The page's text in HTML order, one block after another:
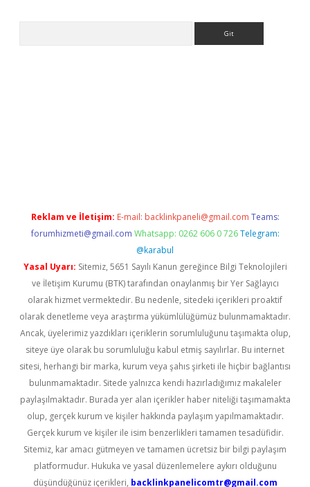
Reklam ve İletişim: E-mail: backlinkpaneli@gmail.com Teams:
forumhizmeti@gmail.com Whatsapp: 0262 606 0 726 Telegram:
@karabul
Yasal Uyarı: Sitemiz, 5651 Sayılı Kanun gereğince Bilgi Teknolojileri
ve İletişim Kurumu (BTK) tarafından onaylanmış bir Yer Sağlayıcı
olarak hizmet vermektedir. Bu nedenle, sitedeki içerikleri proaktif
olarak denetleme veya araştırma yükümlülüğümüz bulunmamaktadır.
Ancak, üyelerimiz yazdıkları içeriklerin sorumluluğunu taşımakta olup,
siteye üye olarak bu sorumluluğu kabul etmiş sayılırlar. Bu internet
sitesi, herhangi bir marka, kurum veya şahıs şirketi ile hiçbir bağlantısı
bulunmamaktadır. Sitede yalnızca kendi hazırladığımız makaleler
paylaşılmaktadır. Burada yer alan içerikler haber niteliği taşımamakta
olup, gerçek kurum ve kişiler hakkında paylaşım yapılmamaktadır.
Gerçek kurum ve kişiler ile isim benzerlikleri tamamen tesadüfidir.
Sitemiz, kar amacı gütmeyen ve tamamen ücretsiz bir bilgi paylaşım
platformudur. Hukuka ve yasal düzenlemelere aykırı olduğunu
düşündüğünüz içerikleri, backlinkpanelicomtr@gmail.com